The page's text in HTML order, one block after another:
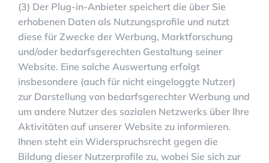
(3) Der Plug-in-Anbieter speichert die über Sie
erhobenen Daten als Nutzungsprofile und nutzt
diese für Zwecke der Werbung, Marktforschung
und/oder bedarfsgerechten Gestaltung seiner
Website. Eine solche Auswertung erfolgt
insbesondere (auch für nicht eingeloggte Nutzer)
zur Darstellung von bedarfsgerechter Werbung und
um andere Nutzer des sozialen Netzwerks über Ihre
Aktivitäten auf unserer Website zu informieren.
Ihnen steht ein Widerspruchsrecht gegen die
Bildung dieser Nutzerprofile zu, wobei Sie sich zur